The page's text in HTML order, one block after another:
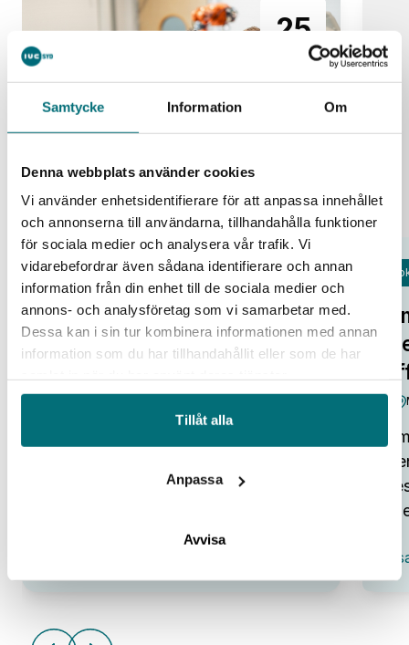
Samtycke Information Om
Denna webbplats använder cookies
Vi använder enhetsidentifierare för att anpassa innehållet
och annonserna till användarna, tillhandahålla funktioner
för sociala medier och analysera vår trafik. Vi
vidarebefordrar även sådana identifierare och annan
information från din enhet till de sociala medier och
annons- och analysföretag som vi samarbetar med.
Dessa kan i sin tur kombinera informationen med annan
information som du har tillhandahållit eller som de har
Tillåt alla
Anpassa
Avvisa
25
Open Lab Day hos IUC Syd
IUC Syd/Malmö
Alla pratar om potentialen i ny
teknik. Smarta system, automation,
Visa event
: